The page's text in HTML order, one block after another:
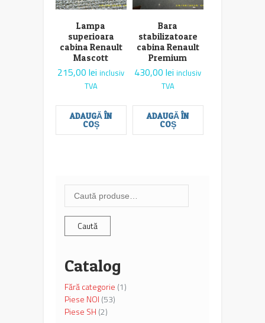
Lampa
superioara
cabina Renault
Mascott
215,00lei inclusiv
TVA
ADAUGĂ ÎN
COȘ
Bara
stabilizatoare
cabina Renault
Premium
430,00lei inclusiv
TVA
ADAUGĂ ÎN
COȘ
după:
Caută
Catalog
Fără categorie (1)
Piese NOI (53)
Piese SH (2)